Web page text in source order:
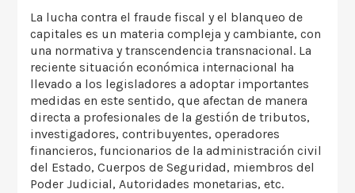
La lucha contra el fraude fiscal y el blanqueo de
capitales es un materia compleja y cambiante, con
una normativa y transcendencia transnacional. La
reciente situación económica internacional ha
llevado a los legisladores a adoptar importantes
medidas en este sentido, que afectan de manera
directa a profesionales de la gestión de tributos,
investigadores, contribuyentes, operadores
financieros, funcionarios de la administración civil
del Estado, Cuerpos de Seguridad, miembros del
Poder Judicial, Autoridades monetarias, etc.